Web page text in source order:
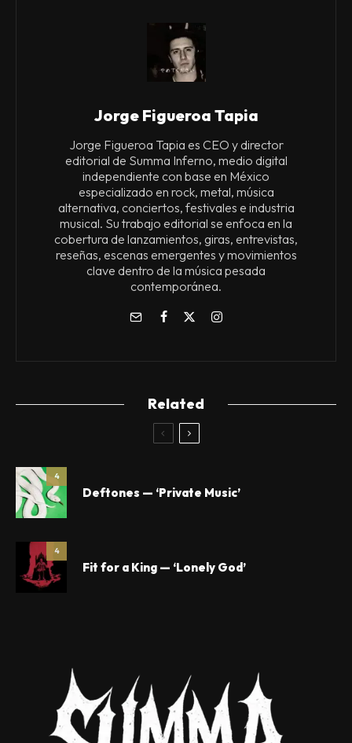
Jorge Figueroa Tapia
Jorge Figueroa Tapia es CEO y director
editorial de Summa Inferno, medio digital
independiente con base en México
especializado en rock, metal, música
alternativa, conciertos, festivales e industria
musical. Su trabajo editorial se enfoca en la
cobertura de lanzamientos, giras, entrevistas,
reseñas, escenas emergentes y movimientos
clave dentro de la música pesada
contemporánea.
Related
4
Deftones — ‘Private Music’
4
Fit for a King — ‘Lonely God’